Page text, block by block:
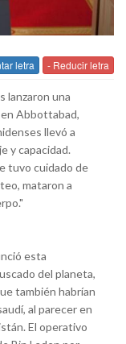
letra - Reducir letra
lanzaron una
Abbottabad,
llevó a
y capacidad.
tuvo cuidado de
mataron a
esta
del planeta,
también habrían
al parecer en
El operativo